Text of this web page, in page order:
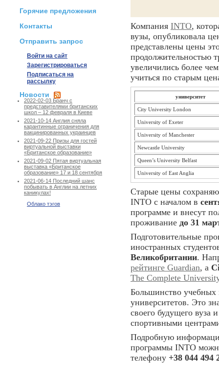
Горячие предложения
Контакты
Отправить запрос
Войти на сайт
Зарегистрироваться
Подписаться на
рассылку
Новости
2022-02-03 Бранч с
представителями британских
школ – 12 февраля в Киеве
2021-10-14 Англия сняла
карантинные ограничения для
вакцинированных украинцев
2021-09-22 Призы для гостей
виртуальной выставки
«Британское образование»
2021-09-02 Пятая виртуальная
выставка «Британское
образование» 17 и 18 сентября
2021-06-14 Последний шанс
побывать в Англии на летних
каникулах!
Облако тэгов
Компания INTO,
вузы, опубликовала
представлены цены
продолжительностью
увеличились более
учиться по старым
университет
City University London
University of Exeter
University of Manchester
Newcastle University
Queen’s University Belfast
University of East Anglia
Старые цены
INTO с началом в
программе и внесут
проживание до 31
Подготовительные
иностранных
Великобритании.
рейтинге Guardian, а
The Complete
Большинство учебных
университетов. Это
своего будущего вуза
спортивными
Подробную
программы INTO
телефону +38 044 494